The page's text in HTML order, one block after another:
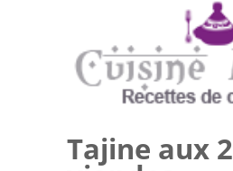
Tajine aux 2